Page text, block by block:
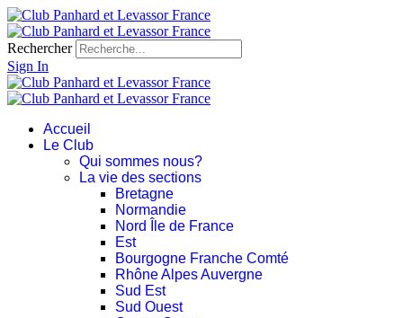
Rechercher
Sign In
Accueil
Le Club
Qui sommes nous?
La vie des sections
Bretagne
Normandie
Nord Île de France
Est
Bourgogne Franche Comté
Rhône Alpes Auvergne
Sud Est
Sud Ouest